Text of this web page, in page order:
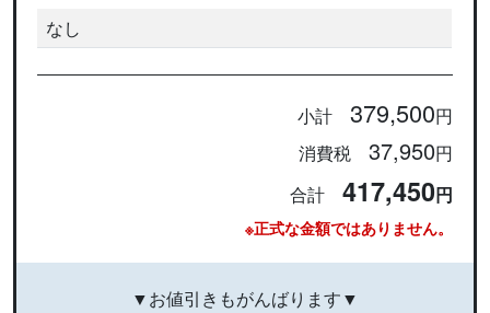
なし
小計 379,500円
消費税 37,950円
合計 417,450円
※正式な金額ではありません。
▼お値引きもがんばります▼